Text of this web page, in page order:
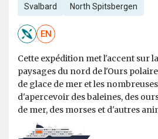
Svalbard North Spitsbergen
EN
Cette expédition met l'accent sur
paysages du nord de l'Ours
de glace de mer et les
d'apercevoir des baleines, des
de mer, des morses et d'autres